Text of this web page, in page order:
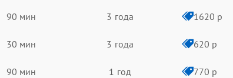
90 мин 3 года 1620 р
30 мин 3 года 620 р
90 мин 1 год 770 р